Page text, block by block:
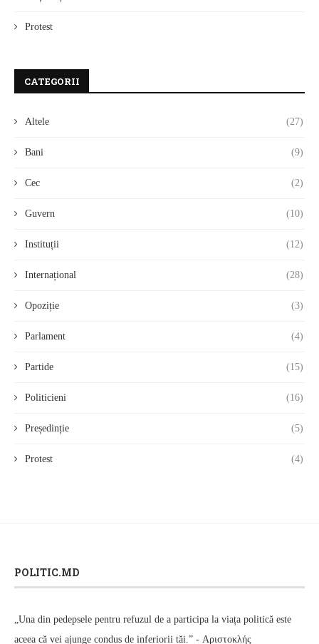
Protest
CATEGORII
Altele (27)
Bani (9)
Cec (2)
Guvern (10)
Instituții (12)
Internațional (28)
Opoziție (3)
Parlament (4)
Partide (15)
Politicieni (16)
Președinție (5)
Protest (4)
POLITIC.MD
„Una din pedepsele pentru refuzul de a participa la viața politică este
aceea că vei ajunge condus de inferiorii tăi.” - Αριστοκλής